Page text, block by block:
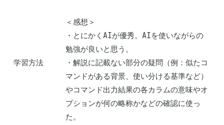
学習方法
＜感想＞
・とにかくAIが優秀。AIを使いながらの
勉強が良いと思う。
・解説に記載ない部分の疑問（例：似たコ
マンドがある背景、使い分ける基準など）
やコマンド出力結果の各カラムの意味やオ
プションが何の略称かなどの確認に使っ
た。